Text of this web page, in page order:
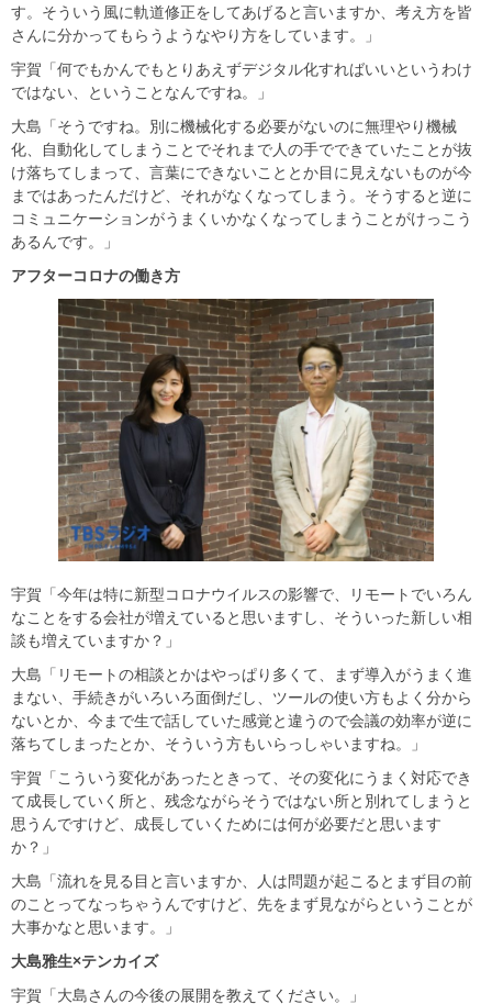
す。そういう風に軌道修正をしてあげると言いますか、考え方を皆
さんに分かってもらうようなやり方をしています。」
宇賀「何でもかんでもとりあえずデジタル化すればいいというわけ
ではない、ということなんですね。」
大島「そうですね。別に機械化する必要がないのに無理やり機械
化、自動化してしまうことでそれまで人の手でできていたことが抜
け落ちてしまって、言葉にできないこととか目に見えないものが今
まではあったんだけど、それがなくなってしまう。そうすると逆に
コミュニケーションがうまくいかなくなってしまうことがけっこう
あるんです。」
アフターコロナの働き方
宇賀「今年は特に新型コロナウイルスの影響で、リモートでいろん
なことをする会社が増えていると思いますし、そういった新しい相
談も増えていますか？」
大島「リモートの相談とかはやっぱり多くて、まず導入がうまく進
まない、手続きがいろいろ面倒だし、ツールの使い方もよく分から
ないとか、今まで生で話していた感覚と違うので会議の効率が逆に
落ちてしまったとか、そういう方もいらっしゃいますね。」
宇賀「こういう変化があったときって、その変化にうまく対応でき
て成長していく所と、残念ながらそうではない所と別れてしまうと
思うんですけど、成長していくためには何が必要だと思います
か？」
大島「流れを見る目と言いますか、人は問題が起こるとまず目の前
のことってなっちゃうんですけど、先をまず見ながらということが
大事かなと思います。」
大島雅生×テンカイズ
宇賀「大島さんの今後の展開を教えてください。」